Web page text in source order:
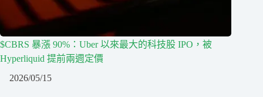
$CBRS 暴漲 90%：Uber 以來最大的科技股 IPO，被
Hyperliquid 提前兩週定價
2026/05/15